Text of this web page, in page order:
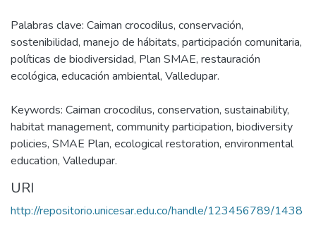
Palabras clave: Caiman crocodilus, conservación,
sostenibilidad, manejo de hábitats, participación comunitaria,
políticas de biodiversidad, Plan SMAE, restauración
ecológica, educación ambiental, Valledupar.
Keywords: Caiman crocodilus, conservation, sustainability,
habitat management, community participation, biodiversity
policies, SMAE Plan, ecological restoration, environmental
education, Valledupar.
URI
http://repositorio.unicesar.edu.co/handle/123456789/1438